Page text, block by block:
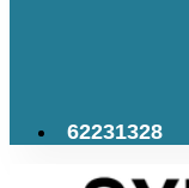
62231328